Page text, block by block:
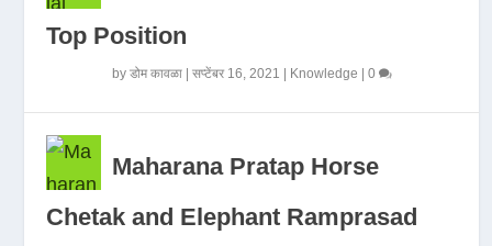
Top Position
byडोम कावळा |सप्टेंबर 16, 2021 Knowledge |0
Maharana Pratap Horse
Chetak and Elephant Ramprasad